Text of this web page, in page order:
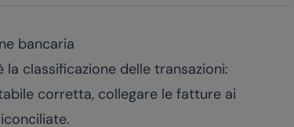
bancaria
classificazione delle transazioni:
corretta, collegare le fatture ai